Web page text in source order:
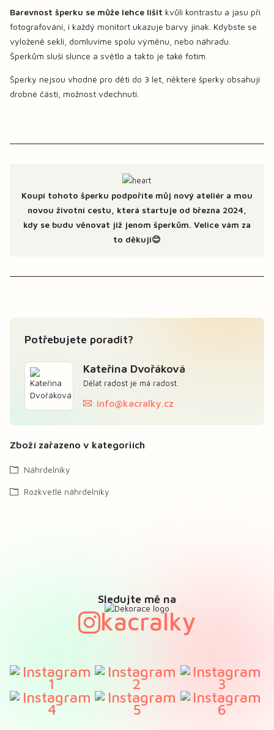
Barevnost šperku se může lehce lišit kvůli kontrastu a jasu při
fotografování, i každý monitort ukazuje barvy jinak. Kdybste se
vyloženě sekli, domluvíme spolu výměnu, nebo náhradu.
Šperkům sluší slunce a světlo a takto je také fotím.
Šperky nejsou vhodné pro děti do 3 let, některé šperky obsahují
drobné části, možnost vdechnutí.
Koupí tohoto šperku podpoříte můj nový ateliér a mou
novou životní cestu, která startuje od března 2024,
kdy se budu věnovat již jenom šperkům. Velice vám za
to děkuji😊
Potřebujete poradit?
Kateřina Dvořáková
Dělat radost je má radost.
info@kacralky.cz
Zboží zařazeno v kategoriích
Náhrdelníky
Rozkvetlé náhrdelníky
Sledujte mě na
kacralky